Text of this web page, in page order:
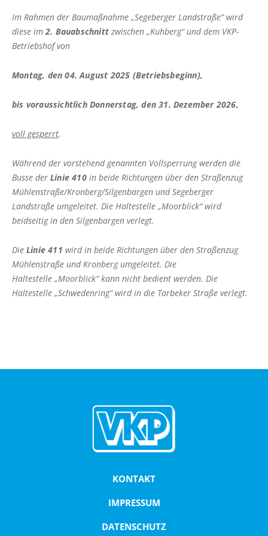
Vollsperrung der K30 Stein/Ellernbrook
Linie 360: Vollsperrung der K14
Vollsperrung L53 Rathjensdorf-Lebrade
Fahrten ab 01.04.2026
Wochenend-/Feiertagsfahrten im Bereich
Vollsperrung der Straße Eichkamp in
Schönberg
Vollsperrung der Segeberger Landstraße in
Bornhöved
TICKETPREISE
Fahrkarten
Routenplaner (NAH.SH)
ALFA Lütjenburg
ALFA Probstei
ALFA Bokhorst-Wankendorf
Weitere Verkehrsunternehmen
date.
Press
mark
to
shortcuts
for
changing
dates.
Im Rahmen der Baumaßnahme „Segeberger Landstraße“ wird
diese im2. Bauabschnitt zwischen „Kuhberg“ und dem VKP-
Betriebshof von
Montag, den 04. August 2025 (Betriebsbeginn),
bis voraussichtlich Donnerstag, den 31. Dezember 2026,
voll gesperrt.
Während der vorstehend genannten Vollsperrung werden die
Busse der Linie 410in beide Richtungen über den Straßenzug
Mühlenstraße/Kronberg/Silgenbargen und Segeberger
Landstraße umgeleitet. Die Haltestelle „Moorblick“ wird
beidseitig in den Silgenbargen verlegt.
Die Linie 411 wird in beide Richtungen über den Straßenzug
Mühlenstraße und Kronberg umgeleitet. Die
Haltestelle „Moorblick“ kann nicht bedient werden. Die
Haltestelle „Schwedenring“ wird in die Tarbeker Straße verlegt.
KONTAKT
IMPRESSUM
DATENSCHUTZ